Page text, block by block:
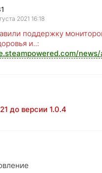
2021 16:18
поддержку
и..:
до версии 1.0.4